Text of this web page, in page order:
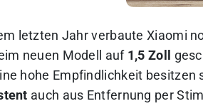
letzten Jahr verbaute Xiaomi
neuen Modell auf 1,5 Zoll
hohe Empfindlichkeit besitzen
auch aus Entfernung per